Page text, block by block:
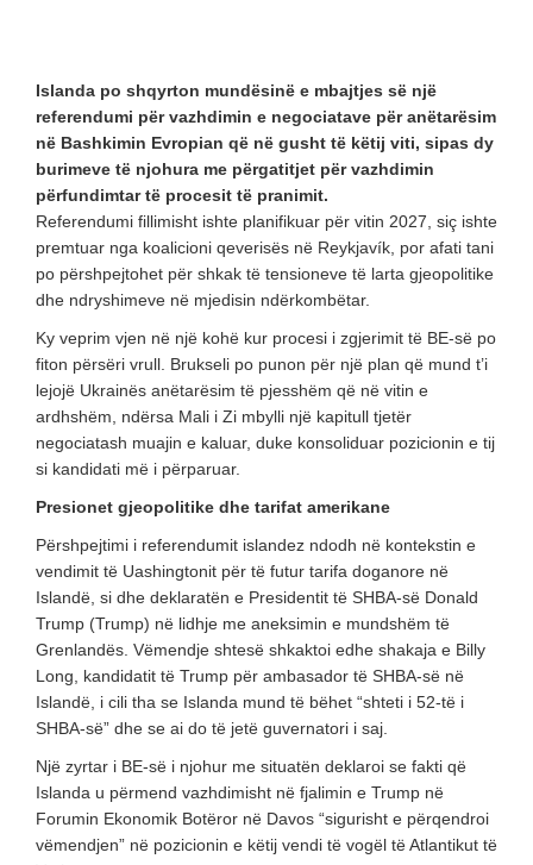
Islanda po shqyrton mundësinë e mbajtjes së një
referendumi për vazhdimin e negociatave për anëtarësim
në Bashkimin Evropian që në gusht të këtij viti, sipas dy
burimeve të njohura me përgatitjet për vazhdimin
përfundimtar të procesit të pranimit.
Referendumi fillimisht ishte planifikuar për vitin 2027, siç ishte
premtuar nga koalicioni qeverisës në Reykjavík, por afati tani
po përshpejtohet për shkak të tensioneve të larta gjeopolitike
dhe ndryshimeve në mjedisin ndërkombëtar.
Ky veprim vjen në një kohë kur procesi i zgjerimit të BE-së po
fiton përsëri vrull. Brukseli po punon për një plan që mund t’i
lejojë Ukrainës anëtarësim të pjesshëm që në vitin e
ardhshëm, ndërsa Mali i Zi mbylli një kapitull tjetër
negociatash muajin e kaluar, duke konsoliduar pozicionin e tij
si kandidati më i përparuar.
Presionet gjeopolitike dhe tarifat amerikane
Përshpejtimi i referendumit islandez ndodh në kontekstin e
vendimit të Uashingtonit për të futur tarifa doganore në
Islandë, si dhe deklaratën e Presidentit të SHBA-së Donald
Trump (Trump) në lidhje me aneksimin e mundshëm të
Grenlandës. Vëmendje shtesë shkaktoi edhe shakaja e Billy
Long, kandidatit të Trump për ambasador të SHBA-së në
Islandë, i cili tha se Islanda mund të bëhet “shteti i 52-të i
SHBA-së” dhe se ai do të jetë guvernatori i saj.
Një zyrtar i BE-së i njohur me situatën deklaroi se fakti që
Islanda u përmend vazhdimisht në fjalimin e Trump në
Forumin Ekonomik Botëror në Davos “sigurisht e përqendroi
vëmendjen” në pozicionin e këtij vendi të vogël të Atlantikut të